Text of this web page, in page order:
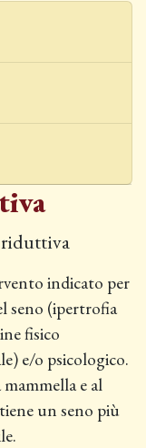
riduttiva
indicato per
seno (ipertrofia
fisico
e/o psicologico.
e al
un seno più